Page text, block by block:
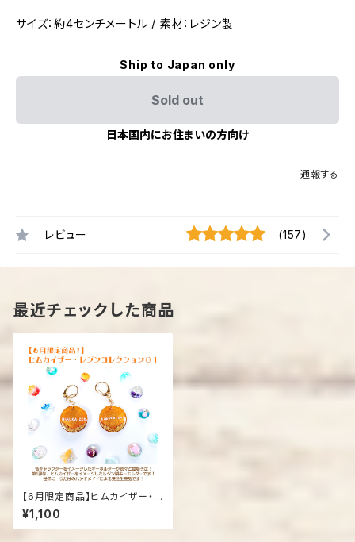
サイズ：約4センチメートル / 素材：レジン製
Ship to Japan only
Sold out
日本国内にお住まいの方向け
通報する
レビュー (157)
最近チェックした商品
【6月限定商品】ヒムカイザー・レ
ジンコレクション01 ハンドメ
イドキーホルダー（受注生産）
¥1,100